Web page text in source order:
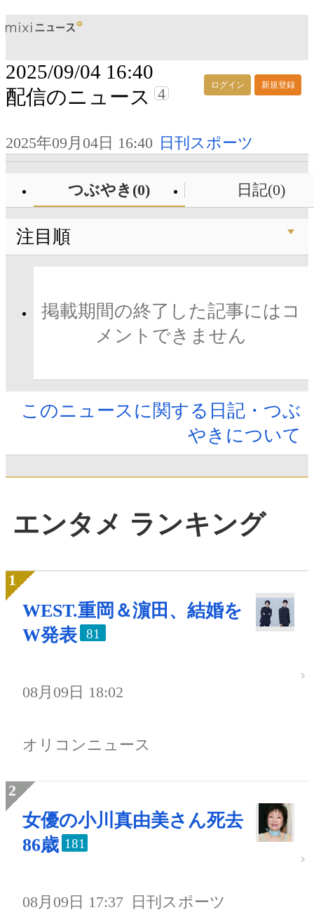
ログイン 新規登録
2025/09/04 16:40
配信のニュース 4
2025年09月04日 16:40 日刊スポーツ
つぶやき(0) 日記(0)
注目順
掲載期間の終了した記事にはコ
メントできません
このニュースに関する日記・つぶ
やきについて
エンタメ ランキング
WEST.重岡＆濵田、結婚を
W発表
81
08月09日 18:02
オリコンニュース
女優の小川真由美さん死去
86歳 181
08月09日 17:37 日刊スポーツ